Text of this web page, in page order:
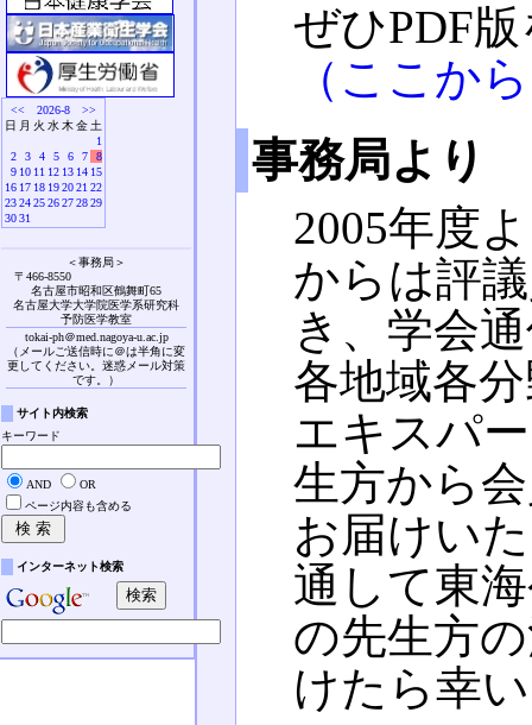
ぜひPDF
（ここか
事務局より
2005年度
からは評
き、学会
各地域各
エキスパ
生方から
お届けい
通して東
の先生方
けたら幸
<< 2026-8
>>
日 月 火 水 木 金 土
1
2
3 4 5 6 7
8
9 10 11 12 13 14 15
16 17 18 19 20 21 22
23 24 25 26 27 28 29
30 31
＜事務局＞
〒466-8550
名古屋市昭和区鶴舞町65
名古屋大学大学院医学系研究科
予防医学教室
tokai-ph＠med.nagoya-u.ac.jp
（メールご送信時に＠は半角に変
更してください。迷惑メール対策
です。）
サイト内検索
キーワード
AND
OR
ページ内容も含める
インターネット検索